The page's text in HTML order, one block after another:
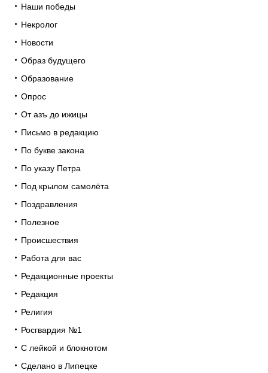
Наши победы
Некролог
Новости
Образ будущего
Образование
Опрос
От азъ до ижицы
Письмо в редакцию
По букве закона
По указу Петра
Под крылом самолёта
Поздравления
Полезное
Происшествия
Работа для вас
Редакционные проекты
Редакция
Религия
Росгвардия №1
С лейкой и блокнотом
Сделано в Липецке